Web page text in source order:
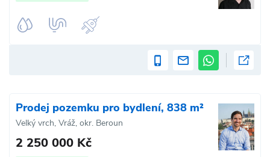
Prodej pozemku pro bydlení, 838 m²
Velký vrch, Vráž, okr. Beroun
2 250 000 Kč